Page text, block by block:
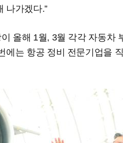
나가겠다.”
올해 1월, 3월 각각 자동차
에는 항공 정비 전문기업을